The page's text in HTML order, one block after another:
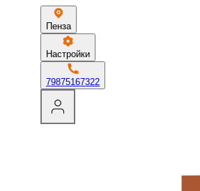
Пенза
Настройки
79875167322